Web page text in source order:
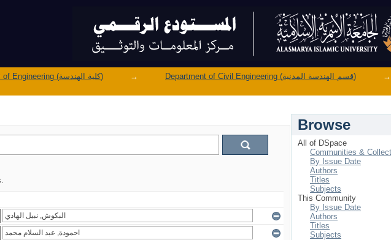
Faculty of Engineering (كلية الهندسة) → Department of Civil Engineering (قسم الهندسة المدنية)
→
Browse
All of DSpace
Communities &
By Issue Date
Authors
Titles
Subjects
This Community
By Issue Date
Authors
Titles
Subjects